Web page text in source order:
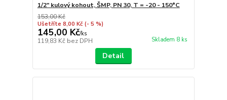
1/2" kulový kohout, ŠMP, PN 30, T = -20 - 150°C
153,00 Kč
Ušetříte 8,00 Kč (- 5 %)
145,00 Kč/ks
119,83 Kč bez DPH Skladem 8 ks
Detail